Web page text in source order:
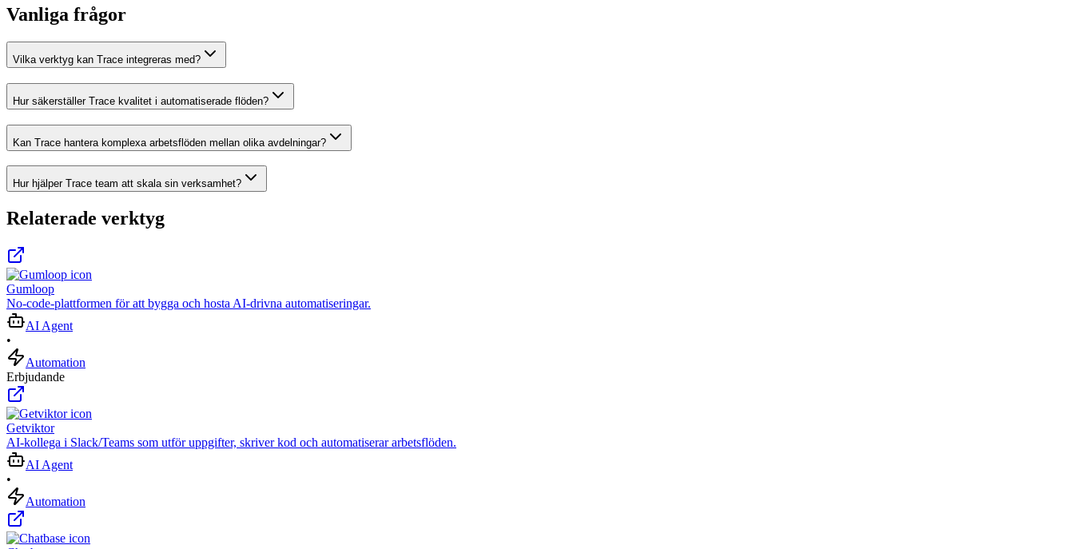
Vanliga frågor
Vilka verktyg kan Trace integreras med?
Hur säkerställer Trace kvalitet i automatiserade flöden?
Kan Trace hantera komplexa arbetsflöden mellan olika avdelningar?
Hur hjälper Trace team att skala sin verksamhet?
Relaterade verktyg
Gumloop
No-code-plattformen för att bygga och hosta AI-drivna automatiseringar.
AI Agent
•
Automation
Erbjudande
Getviktor
AI‑kollega i Slack/Teams som utför uppgifter, skriver kod och automatiserar arbetsflöden.
AI Agent
•
Automation